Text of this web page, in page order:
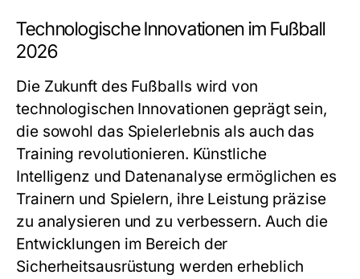
Technologische Innovationen im Fußball
2026
Die Zukunft des Fußballs wird von
technologischen Innovationen geprägt sein,
die sowohl das Spielerlebnis als auch das
Training revolutionieren. Künstliche
Intelligenz und Datenanalyse ermöglichen es
Trainern und Spielern, ihre Leistung präzise
zu analysieren und zu verbessern. Auch die
Entwicklungen im Bereich der
Sicherheitsausrüstung werden erheblich